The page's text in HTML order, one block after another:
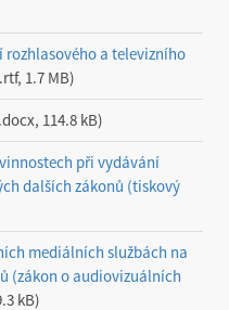
rozhlasového a televizního
.rtf, 1.7 MB
.docx, 114.8 kB
při vydávání
dalších zákonů (tiskový
mediálních službách na
(zákon o audiovizuálních
kB